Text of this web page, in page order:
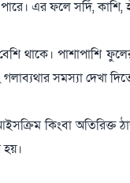
এর ফলে সর্দি, কাশি,
থাকে। পাশাপাশি
সমস্যা দেখা
কিংবা অতিরিক্ত
হয়।